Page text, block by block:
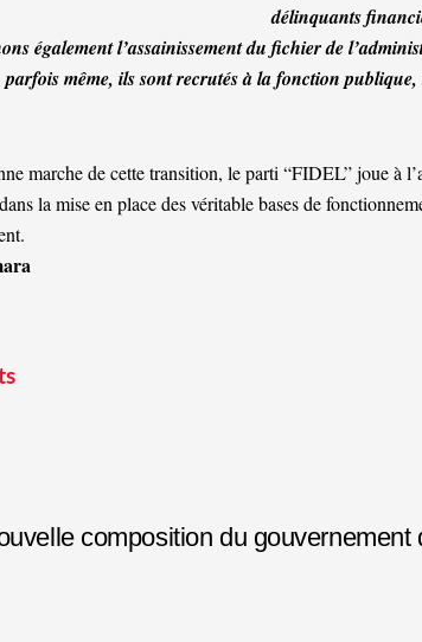
délinquants
également l’assainissement du fichier de
même, ils sont recrutés à la fonction
marche de cette transition, le parti “FIDEL” joue à
la mise en place des véritable bases de
composition du gouvernement